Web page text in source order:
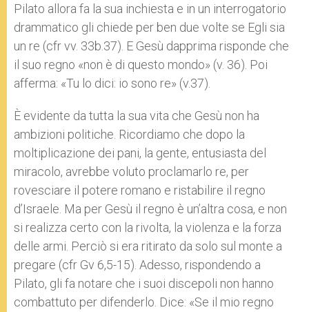
Pilato allora fa la sua inchiesta e in un interrogatorio
drammatico gli chiede per ben due volte se Egli sia
un re (cfr vv. 33b.37). E Gesù dapprima risponde che
il suo regno «non è di questo mondo» (v. 36). Poi
afferma: «Tu lo dici: io sono re» (v.37).
È evidente da tutta la sua vita che Gesù non ha
ambizioni politiche. Ricordiamo che dopo la
moltiplicazione dei pani, la gente, entusiasta del
miracolo, avrebbe voluto proclamarlo re, per
rovesciare il potere romano e ristabilire il regno
d’Israele. Ma per Gesù il regno è un’altra cosa, e non
si realizza certo con la rivolta, la violenza e la forza
delle armi. Perciò si era ritirato da solo sul monte a
pregare (cfr Gv 6,5-15). Adesso, rispondendo a
Pilato, gli fa notare che i suoi discepoli non hanno
combattuto per difenderlo. Dice: «Se il mio regno